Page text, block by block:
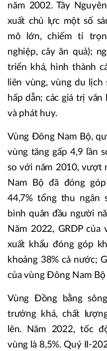
năm 2002. Tây
xuất chủ lực một số
mô lớn, chiếm tỉ
nghiệp, cây ăn quả);
triển khá, hình thành
liên vùng, vùng du
hấp dẫn; các giá trị
và phát huy.
Vùng Đông Nam Bộ,
vùng tăng gấp 4,9 lần
so với năm 2010, vượt
Nam Bộ đã đóng
44,7% tổng thu ngân
bình quân đầu người
Năm 2022, GRDP
xuất khẩu đóng góp
khoảng 38% cả nước;
của vùng Đông Nam
Vùng Đồng bằng
trưởng khá, chất
lên. Năm 2022, tốc
vùng là 8,5%. Quý II-